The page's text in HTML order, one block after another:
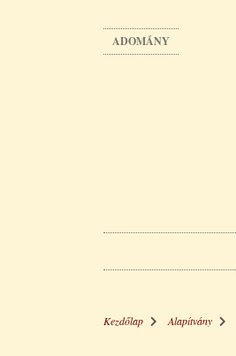
ADOMÁNY
Kezdőlap Alapítvány